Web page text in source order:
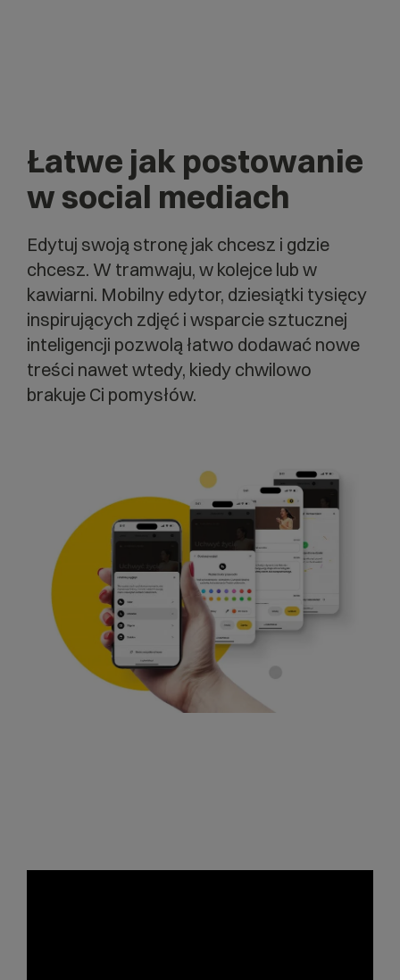
Łatwe jak postowanie
w social mediach
Edytuj swoją stronę jak chcesz i gdzie
chcesz. W tramwaju, w kolejce lub w
kawiarni. Mobilny edytor, dziesiątki tysięcy
inspirujących zdjęć i wsparcie sztucznej
inteligencji pozwolą łatwo dodawać nowe
treści nawet wtedy, kiedy chwilowo
brakuje Ci pomysłów.